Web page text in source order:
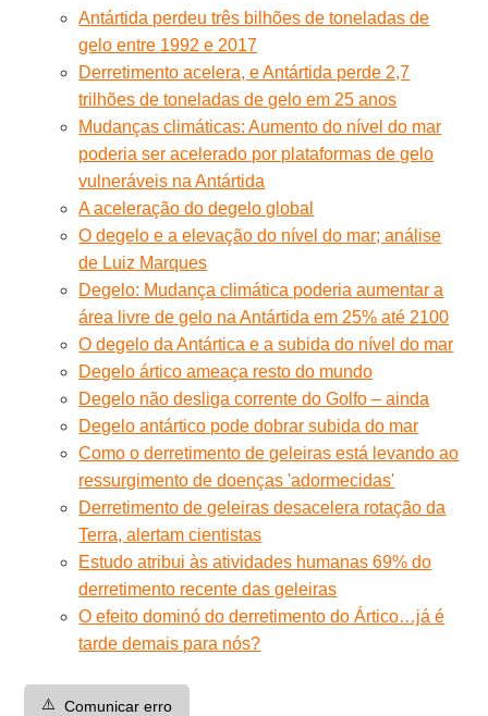
Antártida perdeu três bilhões de toneladas de
gelo entre 1992 e 2017
Derretimento acelera, e Antártida perde 2,7
trilhões de toneladas de gelo em 25 anos
Mudanças climáticas: Aumento do nível do mar
poderia ser acelerado por plataformas de gelo
vulneráveis na Antártida
A aceleração do degelo global
O degelo e a elevação do nível do mar; análise
de Luiz Marques
Degelo: Mudança climática poderia aumentar a
área livre de gelo na Antártida em 25% até 2100
O degelo da Antártica e a subida do nível do mar
Degelo ártico ameaça resto do mundo
Degelo não desliga corrente do Golfo – ainda
Degelo antártico pode dobrar subida do mar
Como o derretimento de geleiras está levando ao
ressurgimento de doenças 'adormecidas'
Derretimento de geleiras desacelera rotação da
Terra, alertam cientistas
Estudo atribui às atividades humanas 69% do
derretimento recente das geleiras
O efeito dominó do derretimento do Ártico…já é
tarde demais para nós?
⚠️ Comunicar erro